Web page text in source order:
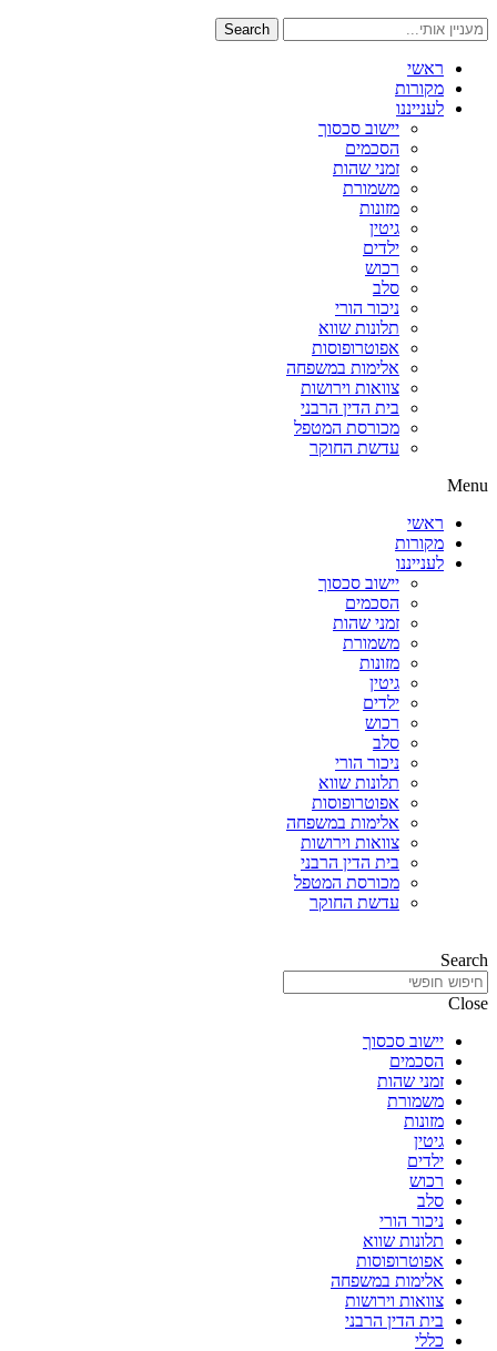
Search
ראשי
מקורות
לענייננו
יישוב סכסוך
הסכמים
זמני שהות
משמורת
מזונות
גיטין
ילדים
רכוש
סלב
ניכור הורי
תלונות שווא
אפוטרופוסות
אלימות במשפחה
צוואות וירושות
בית הדין הרבני
מכורסת המטפל
עדשת החוקר
Menu
ראשי
מקורות
לענייננו
יישוב סכסוך
הסכמים
זמני שהות
משמורת
מזונות
גיטין
ילדים
רכוש
סלב
ניכור הורי
תלונות שווא
אפוטרופוסות
אלימות במשפחה
צוואות וירושות
בית הדין הרבני
מכורסת המטפל
עדשת החוקר
Search
Close
יישוב סכסוך
הסכמים
זמני שהות
משמורת
מזונות
גיטין
ילדים
רכוש
סלב
ניכור הורי
תלונות שווא
אפוטרופוסות
אלימות במשפחה
צוואות וירושות
בית הדין הרבני
כללי